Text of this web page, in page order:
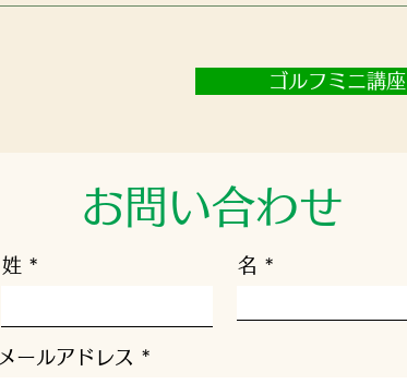
ゴルフミニ講座
お問い合わせ
姓 名
メールアドレス